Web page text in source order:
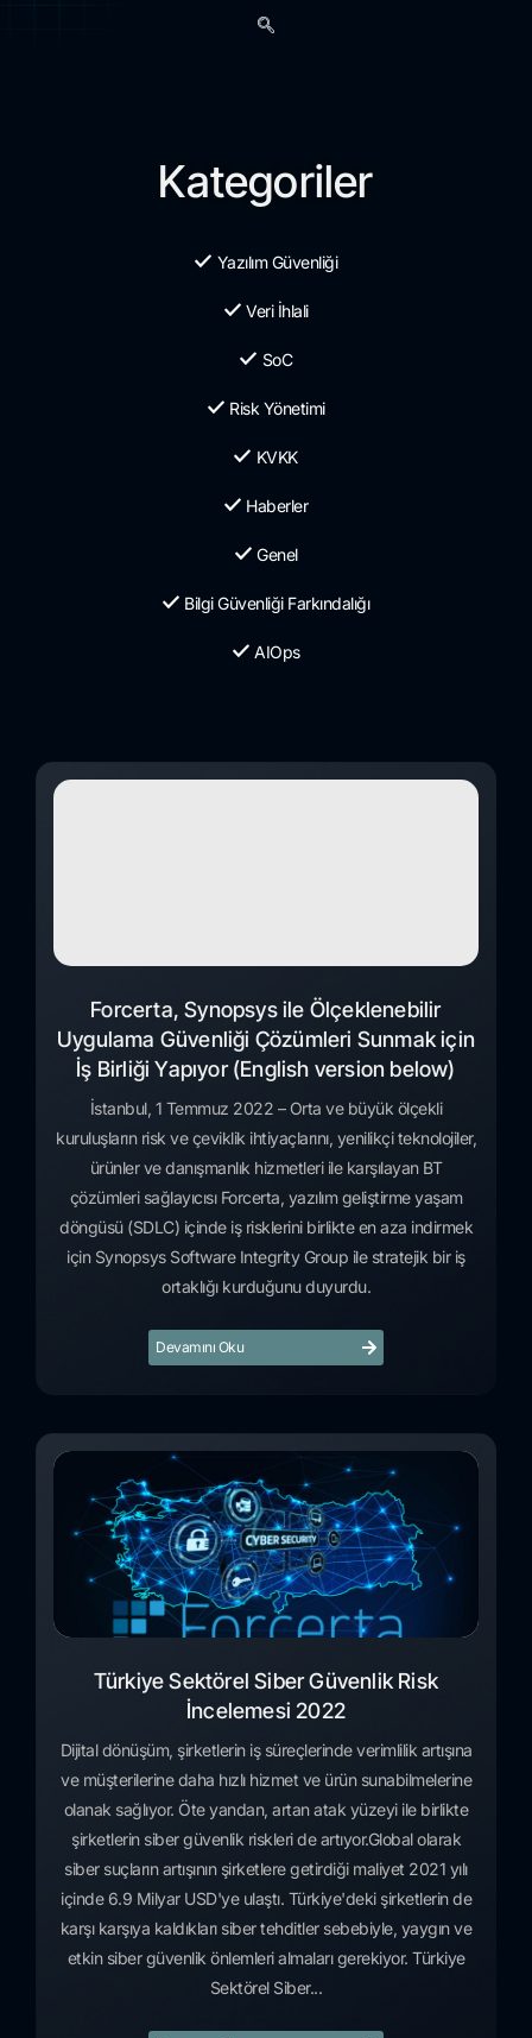
Kategoriler
Yazılım Güvenliği
Veri İhlali
SoC
Risk Yönetimi
KVKK
Haberler
Genel
Bilgi Güvenliği Farkındalığı
AIOps
Forcerta, Synopsys ile Ölçeklenebilir
Uygulama Güvenliği Çözümleri Sunmak için
İş Birliği Yapıyor (English version below)
İstanbul, 1 Temmuz 2022 – Orta ve büyük ölçekli
kuruluşların risk ve çeviklik ihtiyaçlarını, yenilikçi teknolojiler,
ürünler ve danışmanlık hizmetleri ile karşılayan BT
çözümleri sağlayıcısı Forcerta, yazılım geliştirme yaşam
döngüsü (SDLC) içinde iş risklerini birlikte en aza indirmek
için Synopsys Software Integrity Group ile stratejik bir iş
ortaklığı kurduğunu duyurdu.
Devamını Oku
Türkiye Sektörel Siber Güvenlik Risk
İncelemesi 2022
Dijital dönüşüm, şirketlerin iş süreçlerinde verimlilik artışına
ve müşterilerine daha hızlı hizmet ve ürün sunabilmelerine
olanak sağlıyor. Öte yandan, artan atak yüzeyi ile birlikte
şirketlerin siber güvenlik riskleri de artıyor.Global olarak
siber suçların artışının şirketlere getirdiği maliyet 2021 yılı
içinde 6.9 Milyar USD'ye ulaştı. Türkiye'deki şirketlerin de
karşı karşıya kaldıkları siber tehditler sebebiyle, yaygın ve
etkin siber güvenlik önlemleri almaları gerekiyor. Türkiye
Sektörel Siber...